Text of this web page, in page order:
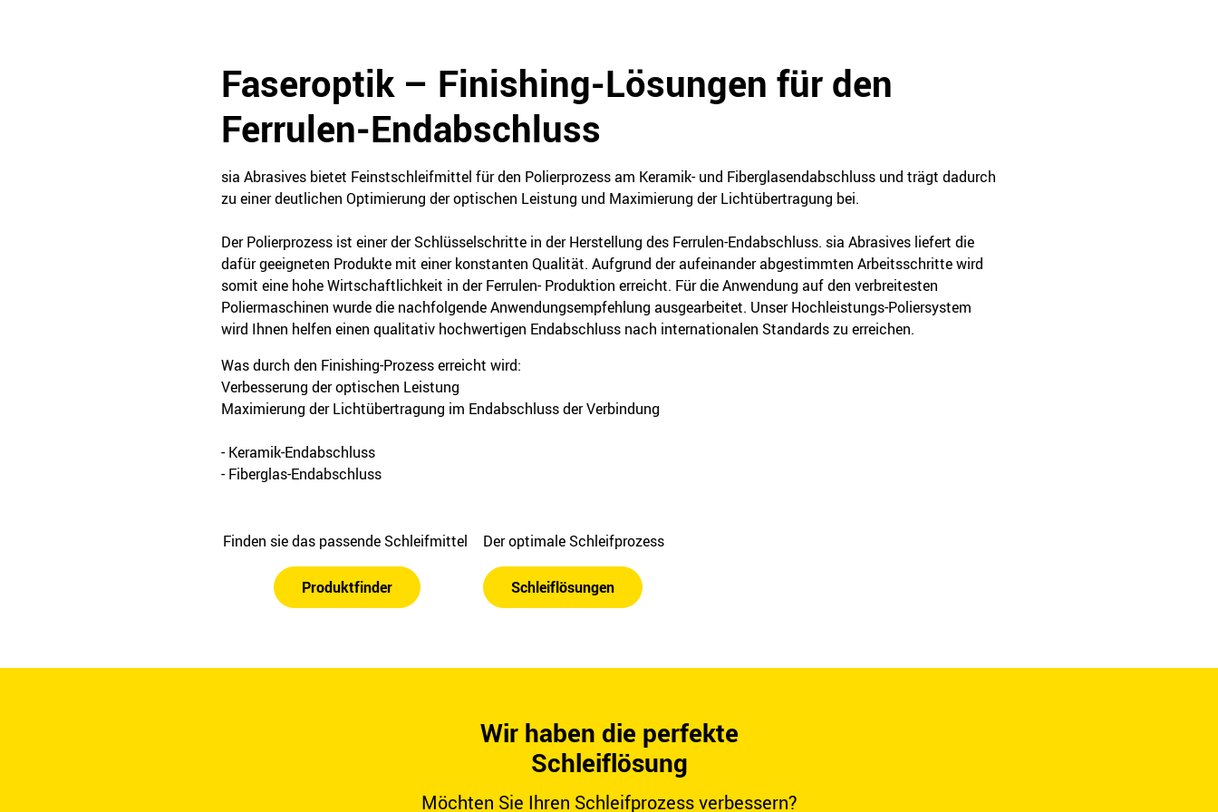
Faseroptik – Finishing-Lösungen für den
Ferrulen-Endabschluss
sia Abrasives bietet Feinstschleifmittel für den Polierprozess am Keramik- und Fiberglasendabschluss und trägt dadurch
zu einer deutlichen Optimierung der optischen Leistung und Maximierung der Lichtübertragung bei.
Der Polierprozess ist einer der Schlüsselschritte in der Herstellung des Ferrulen-Endabschluss. sia Abrasives liefert die
dafür geeigneten Produkte mit einer konstanten Qualität. Aufgrund der aufeinander abgestimmten Arbeitsschritte wird
somit eine hohe Wirtschaftlichkeit in der Ferrulen- Produktion erreicht. Für die Anwendung auf den verbreitesten
Poliermaschinen wurde die nachfolgende Anwendungsempfehlung ausgearbeitet. Unser Hochleistungs-Poliersystem
wird Ihnen helfen einen qualitativ hochwertigen Endabschluss nach internationalen Standards zu erreichen.
Was durch den Finishing-Prozess erreicht wird:
Verbesserung der optischen Leistung
Maximierung der Lichtübertragung im Endabschluss der Verbindung
- Keramik-Endabschluss
- Fiberglas-Endabschluss
Finden sie das passende Schleifmittel
Produktfinder
Der optimale Schleifprozess
Schleiflösungen
Wir haben die perfekte
Schleiflösung
Möchten Sie Ihren Schleifprozess verbessern?